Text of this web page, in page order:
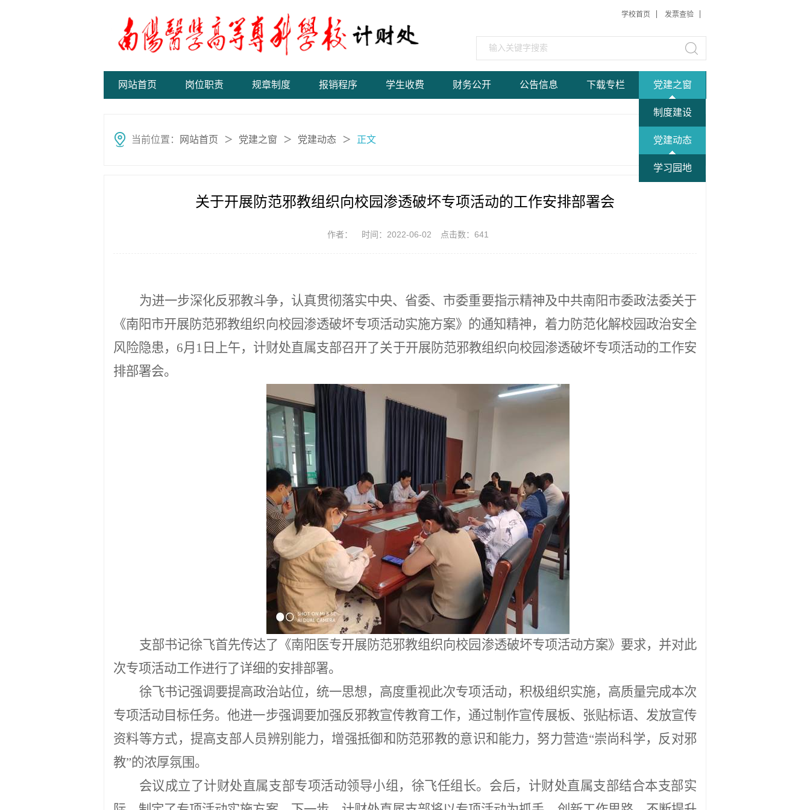
学校首页 发票查验
网站首页 岗位职责 规章制度 报销程序 学生收费 财务公开 公告信息 下载专栏 党建之窗
制度建设
党建动态
学习园地
当前位置： 网站首页 ＞ 党建之窗 ＞ 党建动态 ＞ 正文
关于开展防范邪教组织向校园渗透破坏专项活动的工作安排部署会
作者： 时间：2022-06-02 点击数： 641
为进一步深化反邪教斗争，认真贯彻落实中央、省委、市委重要指示精神及中共南阳市委政法委关于
《南阳市开展防范邪教组织向校园渗透破坏专项活动实施方案》的通知精神，着力防范化解校园政治安全
风险隐患， 6月 1 日上午，计财处直属支部召开了关于开展防范邪教组织向校园渗透破坏专项活动的工作安
排部署会。
支部书记徐飞首先传达了《南阳医专开展防范邪教组织向校园渗透破坏专项活动方案》要求，并对此
次专项活动工作进行了详细的安排部署。
徐飞书记强调要提高政治站位，统一思想，高度重视此次专项活动，积极组织实施，高质量完成本次
专项活动目标任务。他进一步强调要加强反邪教宣传教育工作，通过制作宣传展板、张贴标语、发放宣传
资料等方式，提高支部人员辨别能力，增强抵御和防范邪教的意识和能力，努力营造“崇尚科学，反对邪
教”的浓厚氛围。
会议成立了计财处直属支部专项活动领导小组，徐飞任组长。会后，计财处直属支部结合本支部实